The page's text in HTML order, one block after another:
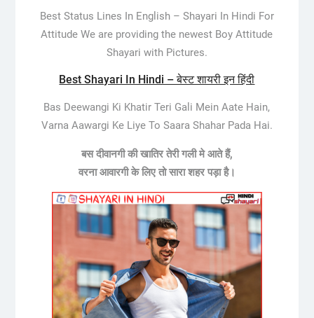
Best Status Lines In English – Shayari In Hindi For
Attitude We are providing the newest Boy Attitude
Shayari with Pictures.
Best Shayari In Hindi – बेस्ट शायरी इन हिंदी
Bas Deewangi Ki Khatir Teri Gali Mein Aate Hain,
Varna Aawargi Ke Liye To Saara Shahar Pada Hai.
बस दीवानगी की खातिर तेरी गली मे आते हैं,
वरना आवारगी के लिए तो सारा शहर पड़ा है।